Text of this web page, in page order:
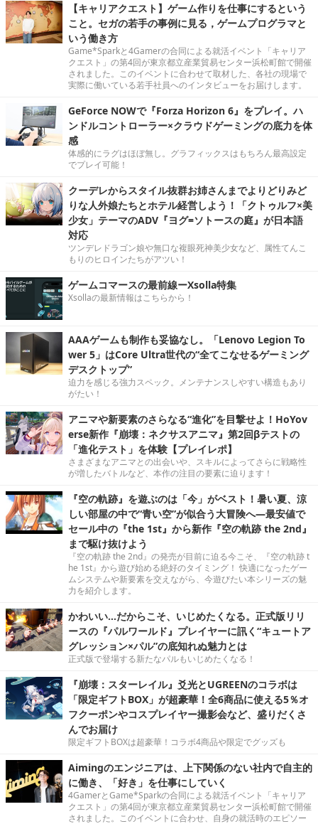
【キャリアクエスト】ゲーム作りを仕事にするという
こと。セガの若手の事例に見る，ゲームプログラマと
いう働き方
Game*Sparkと4Gamerの合同による就活イベント「キャリア
クエスト」の第4回が東京都立産業貿易センター浜松町館で開催
されました。このイベントに合わせて取材した、各社の現場で
実際に働いている若手社員へのインタビューをお届けします。
GeForce NOWで『Forza Horizon 6』をプレイ。ハ
ンドルコントローラー×クラウドゲーミングの底力を体
感
体感的にラグはほぼ無し。グラフィックスはもちろん最高設定
でプレイ可能！
クーデレからスタイル抜群お姉さんまでよりどりみど
りな人外娘たちとホテル経営しよう！「クトゥルフ×美
少女」テーマのADV『ヨグ=ソトースの庭』が日本語
対応
ツンデレドラゴン娘や無口な複眼死神美少女など、属性てんこ
もりのヒロインたちがアツい！
ゲームコマースの最前線ーXsolla特集
Xsollaの最新情報はこちらから！
AAAゲームも制作も妥協なし。「Lenovo Legion To
wer 5」はCore Ultra世代の“全てこなせるゲーミング
デスクトップ”
迫力を感じる強力スペック。メンテナンスしやすい構造もあり
がたい！
アニマや新要素のさらなる“進化”を目撃せよ！HoYov
erse新作『崩壊：ネクサスアニマ』第2回βテストの
「進化テスト」を体験【プレイレポ】
さまざまなアニマとの出会いや、スキルによってさらに戦略性
が増したバトルなど、本作の注目の要素に迫ります！
『空の軌跡』を遊ぶのは「今」がベスト！暑い夏、涼
しい部屋の中で“青い空”が似合う大冒険へ―最安値で
セール中の『the 1st』から新作『空の軌跡 the 2nd』
まで駆け抜けよう
『空の軌跡 the 2nd』の発売が目前に迫る今こそ、『空の軌跡 t
he 1st』から遊び始める絶好のタイミング！ 快適になったゲー
ムシステムや新要素を交えながら、今遊びたい本シリーズの魅
力を紹介します。
かわいい…だからこそ、いじめたくなる。正式版リリ
ースの『パルワールド』プレイヤーに訊く“キュートア
グレッション×パル”の底知れぬ魅力とは
正式版で登場する新たなパルもいじめたくなる！
『崩壊：スターレイル』爻光とUGREENのコラボは
「限定ギフトBOX」が超豪華！全6商品に使える5％オ
フクーポンやコスプレイヤー撮影会など、盛りだくさ
んでお届け
限定ギフトBOXは超豪華！コラボ4商品や限定でグッズも
Aimingのエンジニアは、上下関係のない社内で自主的
に働き、「好き」を仕事にしていく
4GamerとGame*Sparkの合同による就活イベント「キャリア
クエスト」の第4回が東京都立産業貿易センター浜松町館で開催
されました。このイベントに合わせ、自身の就活時のエピソー